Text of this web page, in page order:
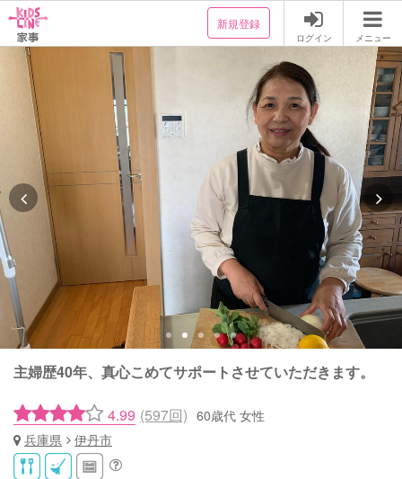
新規登録
ログイン メニュー
主婦歴40年、真心こめてサポートさせていただきます。
4.99 (597回) 60歳代 女性
兵庫県
伊丹市